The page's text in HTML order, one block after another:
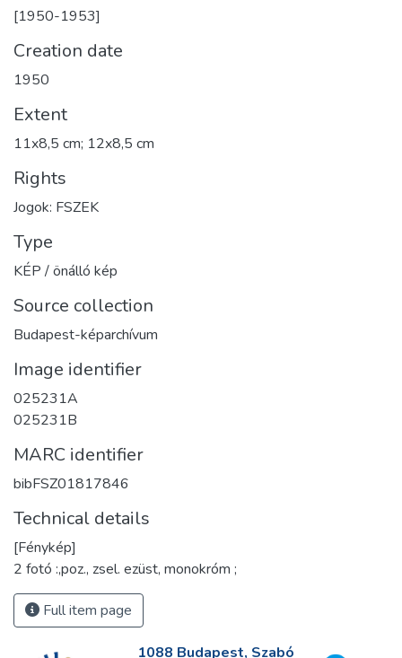
[1950-1953]
Creation date
1950
Extent
11x8,5 cm; 12x8,5 cm
Rights
Jogok: FSZEK
Type
KÉP / önálló kép
Source collection
Budapest-képarchívum
Image identifier
025231A
025231B
MARC identifier
bibFSZ01817846
Technical details
[Fénykép]
2 fotó :,poz., zsel. ezüst, monokróm ;
Full item page
1088 Budapest, Szabó